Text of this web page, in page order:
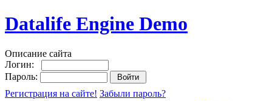
Datalife Engine Demo
Описание сайта
Логин:
Пароль:
Регистрация на сайте! Забыли пароль?